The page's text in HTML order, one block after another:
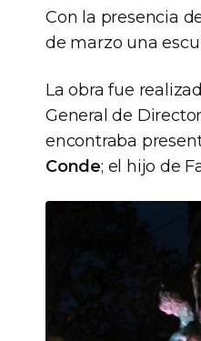
Con la presencia
de marzo una
La obra fue
General de
encontraba
Conde; el hijo de